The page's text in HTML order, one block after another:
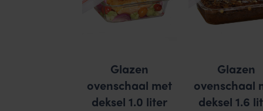
Glazen
ovenschaal met
deksel 1.0 liter
Glazen
ovenschaal
deksel 1.6